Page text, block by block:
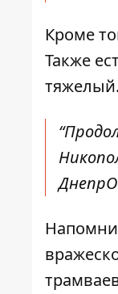
Кроме
Также